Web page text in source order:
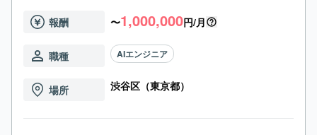
報酬 〜1,000,000円/月
職種 AIエンジニア
場所 渋谷区（東京都）